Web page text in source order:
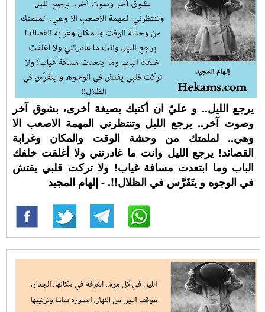
يرجع الليل.. و عليّ ان أكتبك بصيغة أخرى، بشوق آخر
وصوت آخر.. يرجع الليل وتنتظرني المهمة الاصعب الا
وهي.. لملمتك من وحشة الوقت والمكان وغرابة
القصائد! يرجع الليل وانت ما غادرتني ولا أغلقت خلفك
الباب وما ابتعدت مسافة غياب! ولا تركت قلبي يفتش
في الوجوه و يتَفَرَّس في الظلال!!. - إلهام المجيد